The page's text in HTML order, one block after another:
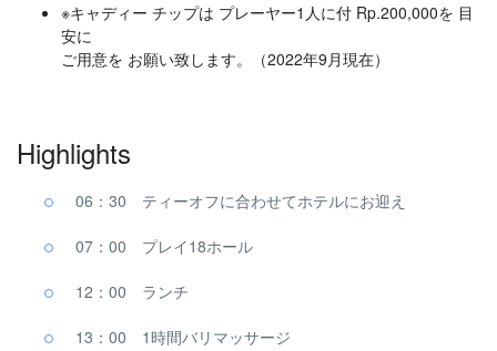
※キャディー チップは プレーヤー1人に付 Rp.200,000を 目
安に
ご用意を お願い致します。（2022年9月現在）
Highlights
06：30 ティーオフに合わせてホテルにお迎え
07：00 プレイ18ホール
12：00 ランチ
13：00 1時間バリマッサージ